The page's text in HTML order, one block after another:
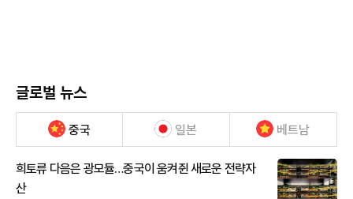
글로벌 뉴스
중국 일본 베트남
희토류 다음은 광모듈…중국이 움켜쥔 새로운 전략자
산